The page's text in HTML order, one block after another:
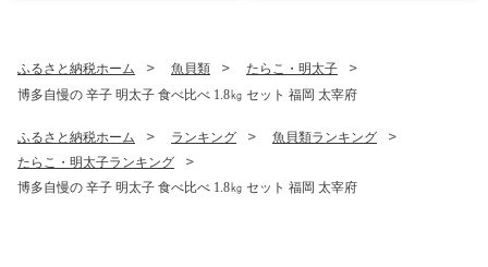
ふるさと納税ホーム 魚貝類
たらこ・明太子
博多自慢の 辛子 明太子 食べ比べ 1.8㎏ セット 福岡 太宰府
ふるさと納税ホーム ランキング
魚貝類ランキング
たらこ・明太子ランキング
博多自慢の 辛子 明太子 食べ比べ 1.8㎏ セット 福岡 太宰府